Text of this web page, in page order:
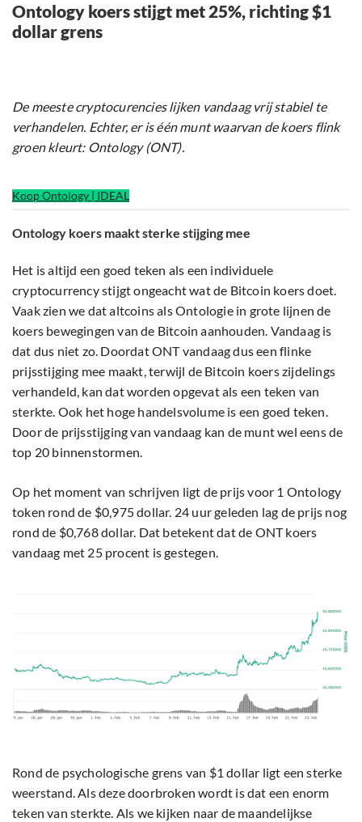
Ontology koers stijgt met 25%, richting $1
dollar grens
De meeste cryptocurencies lijken vandaag vrij stabiel te
verhandelen. Echter, er is één munt waarvan de koers flink
groen kleurt: Ontology (ONT).
Koop Ontology | IDEAL
Ontology koers maakt sterke stijging mee
Het is altijd een goed teken als een individuele
cryptocurrency stijgt ongeacht wat de Bitcoin koers doet.
Vaak zien we dat altcoins als Ontologie in grote lijnen de
koers bewegingen van de Bitcoin aanhouden. Vandaag is
dat dus niet zo. Doordat ONT vandaag dus een flinke
prijsstijging mee maakt, terwijl de Bitcoin koers zijdelings
verhandeld, kan dat worden opgevat als een teken van
sterkte. Ook het hoge handelsvolume is een goed teken.
Door de prijsstijging van vandaag kan de munt wel eens de
top 20 binnenstormen.
Op het moment van schrijven ligt de prijs voor 1 Ontology
token rond de $0,975 dollar. 24 uur geleden lag de prijs nog
rond de $0,768 dollar. Dat betekent dat de ONT koers
vandaag met 25 procent is gestegen.
Rond de psychologische grens van $1 dollar ligt een sterke
weerstand. Als deze doorbroken wordt is dat een enorm
teken van sterkte. Als we kijken naar de maandelijkse